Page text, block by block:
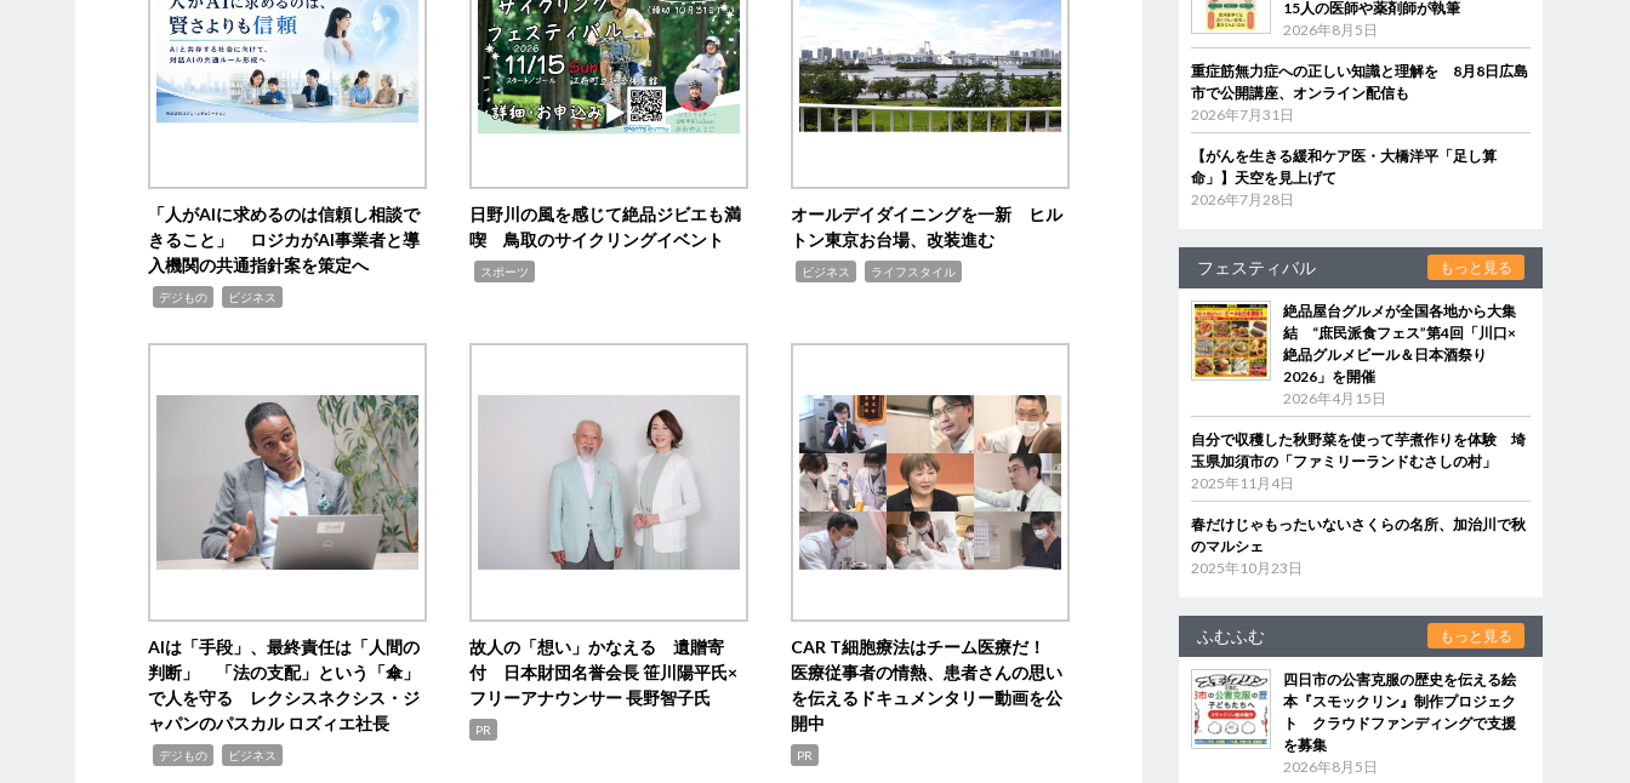
「人がAIに求めるのは信頼し相談で
きること」 ロジカがAI事業者と導
入機関の共通指針案を策定へ
デジもの ビジネス
日野川の風を感じて絶品ジビエも満
喫 鳥取のサイクリングイベント
スポーツ
オールデイダイニングを一新 ヒル
トン東京お台場、改装進む
ビジネス ライフスタイル
AIは「手段」、最終責任は「人間の
判断」 「法の支配」という「傘」
で人を守る レクシスネクシス・ジ
ャパンのパスカル ロズィエ社長
デジもの ビジネス
故人の「想い」かなえる 遺贈寄
付 日本財団名誉会長 笹川陽平氏×
フリーアナウンサー 長野智子氏
PR
CAR T細胞療法はチーム医療だ！
医療従事者の情熱、患者さんの思い
を伝えるドキュメンタリー動画を公
開中
PR
15人の医師や薬剤師が執筆
2026年8月5日
重症筋無力症への正しい知識と理解を 8月8日広島
市で公開講座、オンライン配信も
2026年7月31日
【がんを生きる緩和ケア医・大橋洋平「足し算
命」】天空を見上げて
2026年7月28日
フェスティバル もっと見る
絶品屋台グルメが全国各地から大集
結 “庶民派食フェス”第4回「川口×
絶品グルメビール＆日本酒祭り
2026」を開催
2026年4月15日
自分で収穫した秋野菜を使って芋煮作りを体験 埼
玉県加須市の「ファミリーランドむさしの村」
2025年11月4日
春だけじゃもったいないさくらの名所、加治川で秋
のマルシェ
2025年10月23日
ふむふむ もっと見る
四日市の公害克服の歴史を伝える絵
本『スモックリン』制作プロジェク
ト クラウドファンディングで支援
を募集
2026年8月5日